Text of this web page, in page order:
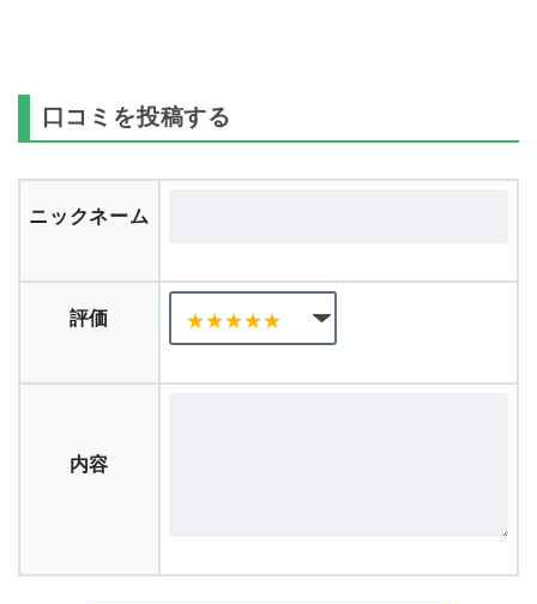
口コミを投稿する
ニックネーム
評価
内容